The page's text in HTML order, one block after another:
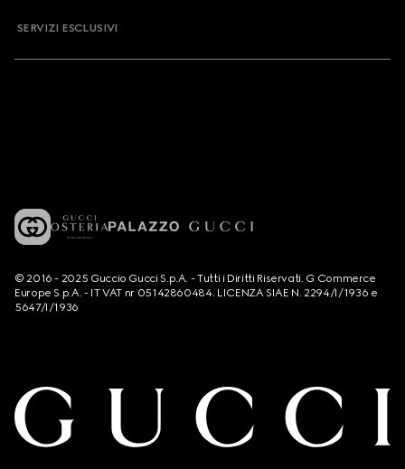
SERVIZI ESCLUSIVI
© 2016 - 2025 Guccio Gucci S.p.A. - Tutti i Diritti Riservati. G Commerce
Europe S.p.A. - IT VAT nr 05142860484. LICENZA SIAE N. 2294/I/1936 e
5647/I/1936